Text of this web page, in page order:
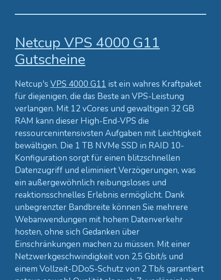
Netcup VPS 4000 G11
Gutscheine
Netcup's VPS 4000 G11 ist ein wahres Kraftpaket
für diejenigen, die das Beste an VPS-Leistung
verlangen. Mit 12 vCores und gewaltigen 32 GB
RAM kann dieser High-End-VPS die
ressourcenintensivsten Aufgaben mit Leichtigkeit
bewältigen. Die 1 TB NVMe SSD in RAID 10-
Konfiguration sorgt für einen blitzschnellen
Datenzugriff und eliminiert Verzögerungen, was
ein außergewöhnlich reibungsloses und
reaktionsschnelles Erlebnis ermöglicht. Dank
unbegrenzter Bandbreite können Sie mehrere
Webanwendungen mit hohem Datenverkehr
hosten, ohne sich Gedanken über
Einschränkungen machen zu müssen. Mit einer
Netzwerkgeschwindigkeit von 2,5 Gbit/s und
einem Vollzeit-DDoS-Schutz von 2 Tb/s garantiert